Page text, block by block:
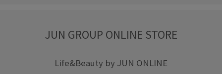
JUN GROUP ONLINE STORE
Life&Beauty by JUN ONLINE